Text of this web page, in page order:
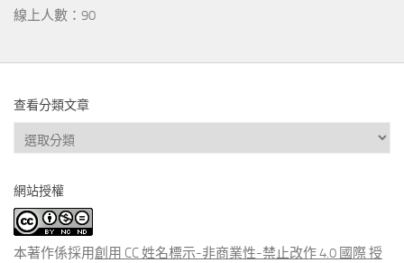
線上人數：90
查看分類文章
查
看
類
文
章
網站授權
本著作係採用創用 CC 姓名標示-非商業性-禁止改作 4.0 國際 授